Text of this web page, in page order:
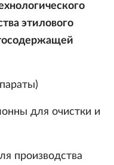
этилового
для очистки и
производства